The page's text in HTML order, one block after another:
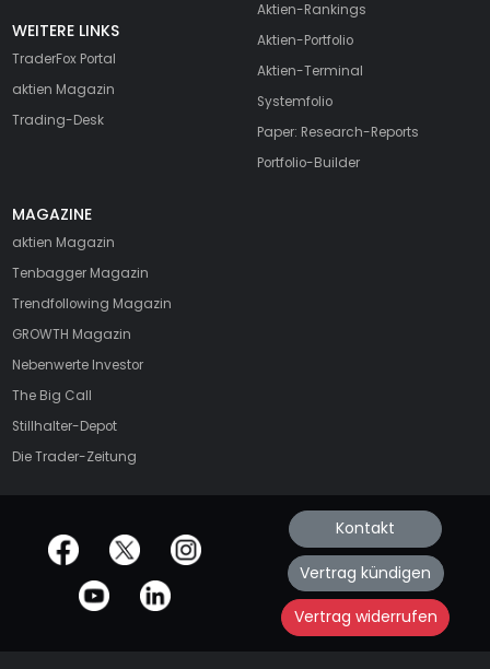
WEITERE LINKS
TraderFox Portal
aktien Magazin
Trading-Desk
Aktien-Rankings
Aktien-Portfolio
Aktien-Terminal
Systemfolio
Paper: Research-Reports
Portfolio-Builder
MAGAZINE
aktien Magazin
Tenbagger Magazin
Trendfollowing Magazin
GROWTH Magazin
Nebenwerte Investor
The Big Call
Stillhalter-Depot
Die Trader-Zeitung
offizielle Social Media-Accounts Kontakt
Vertrag kündigen
Vertrag widerrufen